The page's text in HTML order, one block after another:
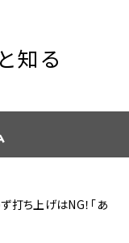
知る
打ち上げはNG！「あ